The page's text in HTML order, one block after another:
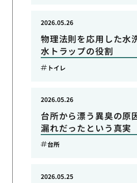
物理法則を応用した水
水トラップの役割
2026.05.26
トイレ
台所から漂う異臭の原
漏れだったという真実
2026.05.26
台所
2026.05.25